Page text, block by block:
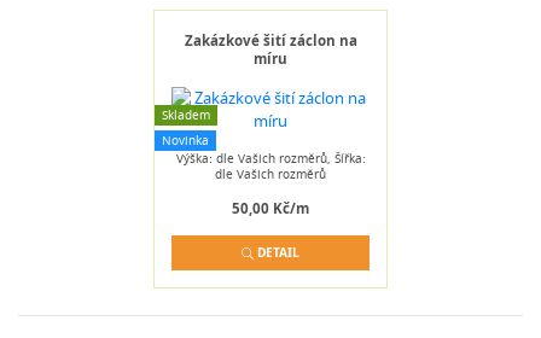
Zakázkové šití záclon na
míru
Skladem
Novinka
Výška: dle Vašich rozměrů, Šířka:
dle Vašich rozměrů
50,00 Kč/m
DETAIL